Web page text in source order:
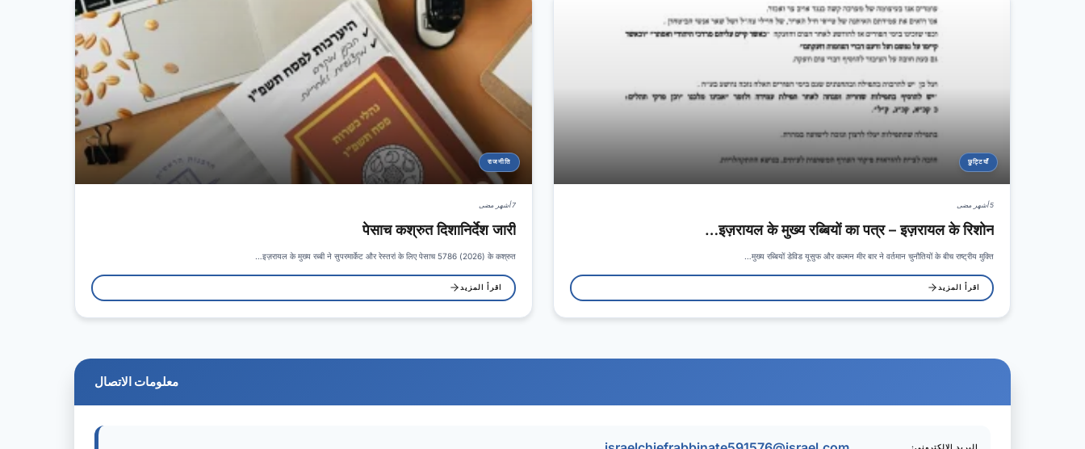
छुट्टियाँ
5 أشهر مضى
इज़रायल के मुख्य रब्बियों का पत्र – इज़रायल के रिशोन…
मुख्य रब्बियों डेविड यूसुफ और कल्मन मीर बार ने वर्तमान चुनौतियों के बीच राष्ट्रीय मुक्ति…
اقرأ المزيد
राजनीति
7 أشهر مضى
पेसाच कश्रुत दिशानिर्देश जारी
इज़रायल के मुख्य रब्बी ने सुपरमार्केट और रेस्तरां के लिए पेसाच 5786 (2026) के कश्रुत…
اقرأ المزيد
معلومات الاتصال
البريد الإلكتروني: